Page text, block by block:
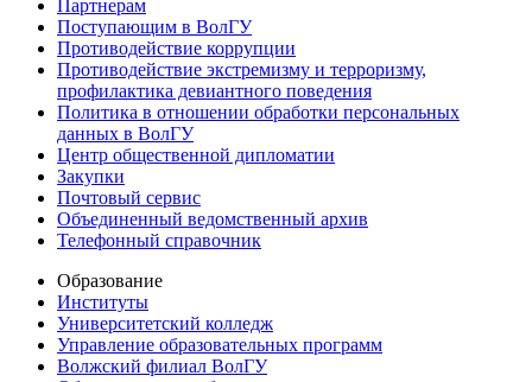
Партнерам
Поступающим в ВолГУ
Противодействие коррупции
Противодействие экстремизму и терроризму,
профилактика девиантного поведения
Политика в отношении обработки персональных
данных в ВолГУ
Центр общественной дипломатии
Закупки
Почтовый сервис
Объединенный ведомственный архив
Телефонный справочник
Образование
Институты
Университетский колледж
Управление образовательных программ
Волжский филиал ВолГУ